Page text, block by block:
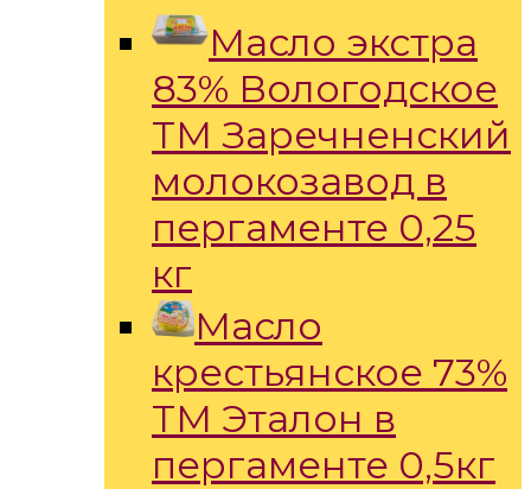
Масло экстра
83% Вологодское
ТМ Заречненский
молокозавод в
пергаменте 0,25
кг
Масло
крестьянское 73%
ТМ Эталон в
пергаменте 0,5кг